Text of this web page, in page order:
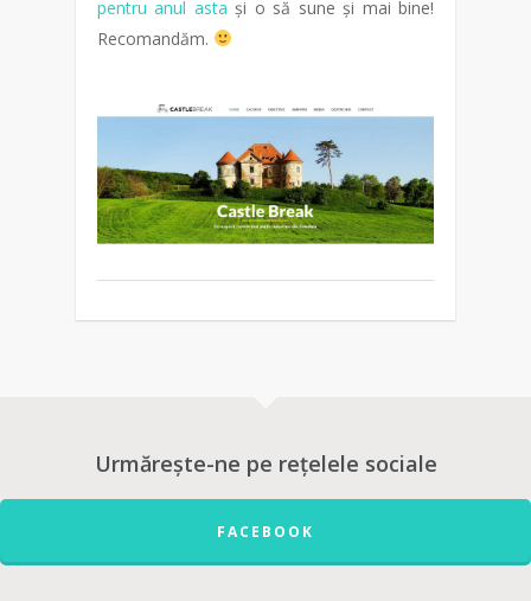
pentru anul asta și o să sune și mai bine!
Recomandăm.
Urmărește-ne pe rețelele sociale
FACEBOOK